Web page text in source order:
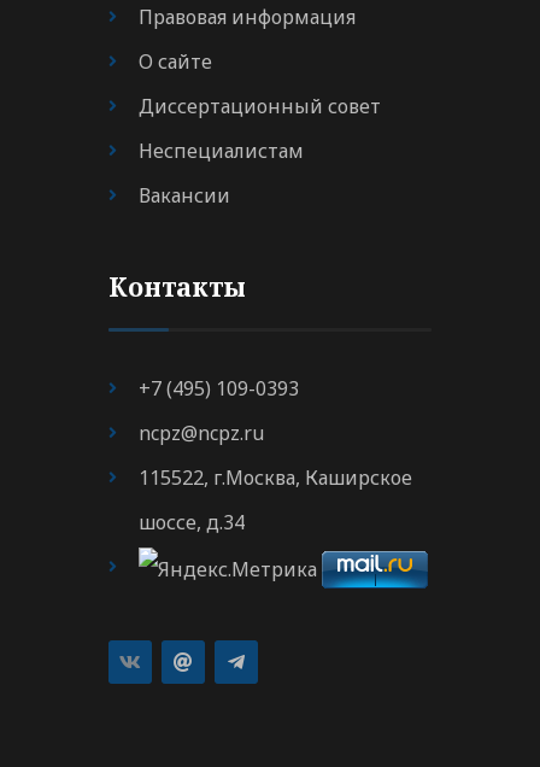
Правовая информация
О сайте
Диссертационный совет
Неспециалистам
Вакансии
Контакты
+7 (495) 109-0393
ncpz@ncpz.ru
115522, г.Москва, Каширское
шоссе, д.34